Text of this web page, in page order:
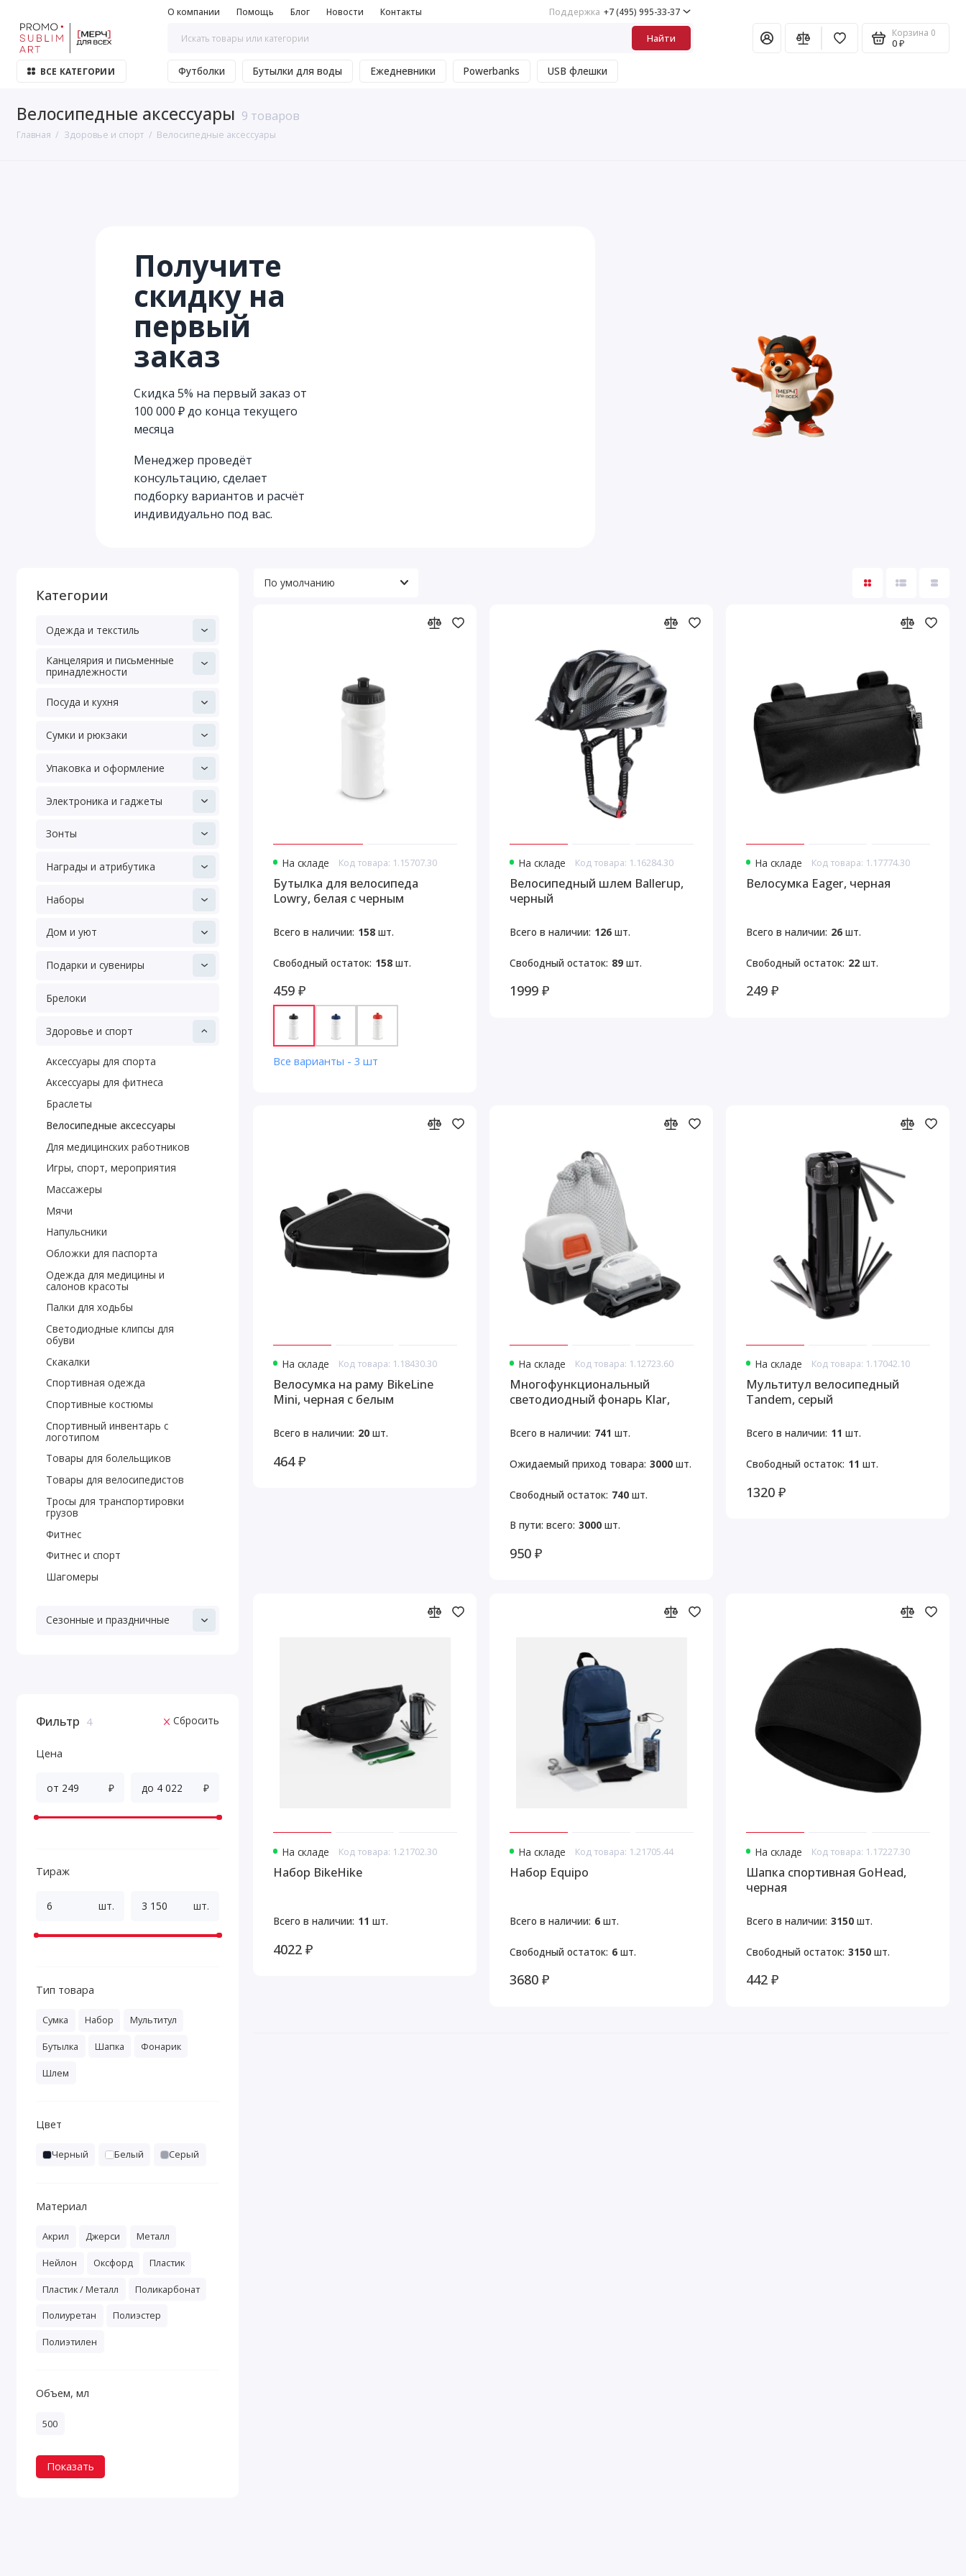
О компании Помощь Блог Новости Контакты Поддержка +7 (495) 995-33-37
Найти Корзина 0
0 ₽
ВСЕ КАТЕГОРИИ Футболки Бутылки для воды Ежедневники Powerbanks USB флешки
Велосипедные аксессуары 9 товаров
Главная Здоровье и спорт Велосипедные аксессуары
Получите
скидку на
первый
заказ
Скидка 5% на первый заказ от
100 000 ₽ до конца текущего
месяца
Менеджер проведёт
консультацию, сделает
подборку вариантов и расчёт
индивидуально под вас.
Категории
Одежда и текстиль
Канцелярия и письменные
принадлежности
Посуда и кухня
Сумки и рюкзаки
Упаковка и оформление
Электроника и гаджеты
Зонты
Награды и атрибутика
Наборы
Дом и уют
Подарки и сувениры
Брелоки
Здоровье и спорт
Аксессуары для спорта
Аксессуары для фитнеса
Браслеты
Велосипедные аксессуары
Для медицинских работников
Игры, спорт, мероприятия
Массажеры
Мячи
Напульсники
Обложки для паспорта
Одежда для медицины и
салонов красоты
Палки для ходьбы
Светодиодные клипсы для
обуви
Скакалки
Спортивная одежда
Спортивные костюмы
Спортивный инвентарь с
логотипом
Товары для болельщиков
Товары для велосипедистов
Тросы для транспортировки
грузов
Фитнес
Фитнес и спорт
Шагомеры
Сезонные и праздничные
Фильтр 4 Сбросить
Цена
₽ ₽
Тираж
шт. шт.
Тип товара
Сумка Набор Мультитул
Бутылка Шапка Фонарик
Шлем
Цвет
Черный Белый Серый
Материал
Акрил Джерси Металл
Нейлон Оксфорд Пластик
Пластик / Металл Поликарбонат
Полиуретан Полиэстер
Полиэтилен
Объем, мл
500
Показать
На складе Код товара: 1.15707.30
Бутылка для велосипеда
Lowry, белая с черным
Всего в наличии: 158шт.
Свободный остаток: 158шт.
459 ₽
Все варианты - 3 шт
На складе Код товара: 1.16284.30
Велосипедный шлем Ballerup,
черный
Всего в наличии: 126шт.
Свободный остаток: 89шт.
1999 ₽
На складе Код товара: 1.17774.30
Велосумка Eager, черная
Всего в наличии: 26шт.
Свободный остаток: 22шт.
249 ₽
На складе Код товара: 1.18430.30
Велосумка на раму BikeLine
Mini, черная с белым
Всего в наличии: 20шт.
464 ₽
На складе Код товара: 1.12723.60
Многофункциональный
светодиодный фонарь Klar,
Всего в наличии: 741 шт.
Ожидаемый приход товара: 3000шт.
Свободный остаток: 740шт.
В пути: всего: 3000шт.
950 ₽
На складе Код товара: 1.17042.10
Мультитул велосипедный
Tandem, серый
Всего в наличии: 11 шт.
Свободный остаток: 11 шт.
1320 ₽
На складе Код товара: 1.21702.30
Набор BikeHike
Всего в наличии: 11 шт.
4022 ₽
На складе Код товара: 1.21705.44
Набор Equipo
Всего в наличии: 6шт.
Свободный остаток: 6шт.
3680 ₽
На складе Код товара: 1.17227.30
Шапка спортивная GoHead,
черная
Всего в наличии: 3150шт.
Свободный остаток: 3150шт.
442 ₽